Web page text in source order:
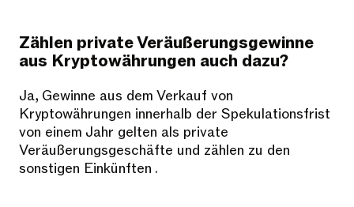
Zählen private Veräußerungsgewinne
aus Kryptowährungen auch dazu?
Ja, Gewinne aus dem Verkauf von
Kryptowährungen innerhalb der Spekulationsfrist
von einem Jahr gelten als private
Veräußerungsgeschäfte und zählen zu den
sonstigen Einkünften .